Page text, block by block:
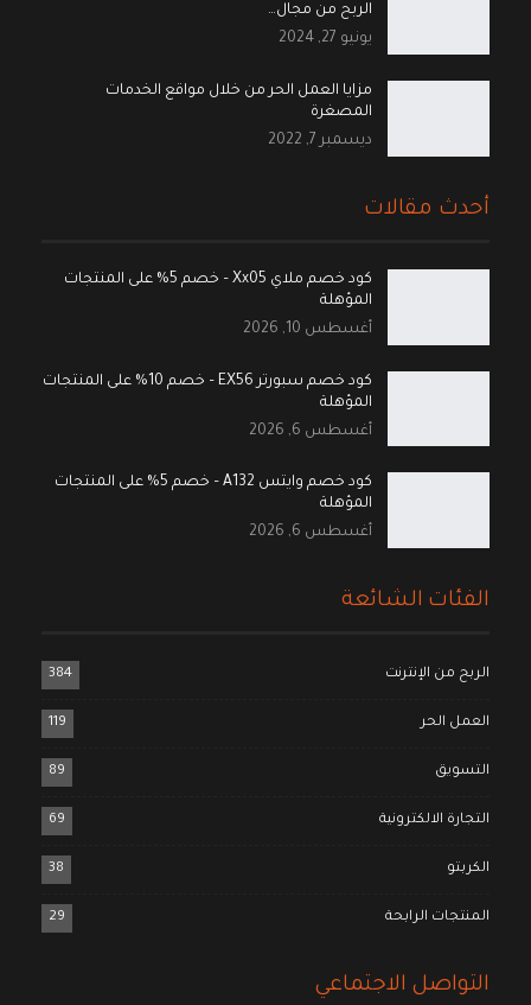
الربح من مجال…
يونيو 27, 2024
مزايا العمل الحر من خلال مواقع الخدمات
المصغرة
ديسمبر 7, 2022
أحدث مقالات
كود خصم ملاي Xx05 – خصم 5% على المنتجات
المؤهلة
أغسطس 10, 2026
كود خصم سبورتر EX56 – خصم 10% على المنتجات
المؤهلة
أغسطس 6, 2026
كود خصم وايتس A132 – خصم 5% على المنتجات
المؤهلة
أغسطس 6, 2026
الفئات الشائعة
الربح من الإنترنت 384
العمل الحر 119
التسويق 89
التجارة الالكترونية 69
الكربتو 38
المنتجات الرابحة 29
التواصل الاجتماعي